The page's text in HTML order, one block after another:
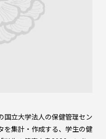
国立大学法人の保健管理セン
を集計・作成する、学生の健